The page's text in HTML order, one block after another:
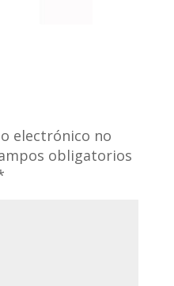
electrónico no
obligatorios